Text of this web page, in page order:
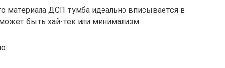
материала ДСП тумба идеально вписывается в
быть хай-тек или минимализм.